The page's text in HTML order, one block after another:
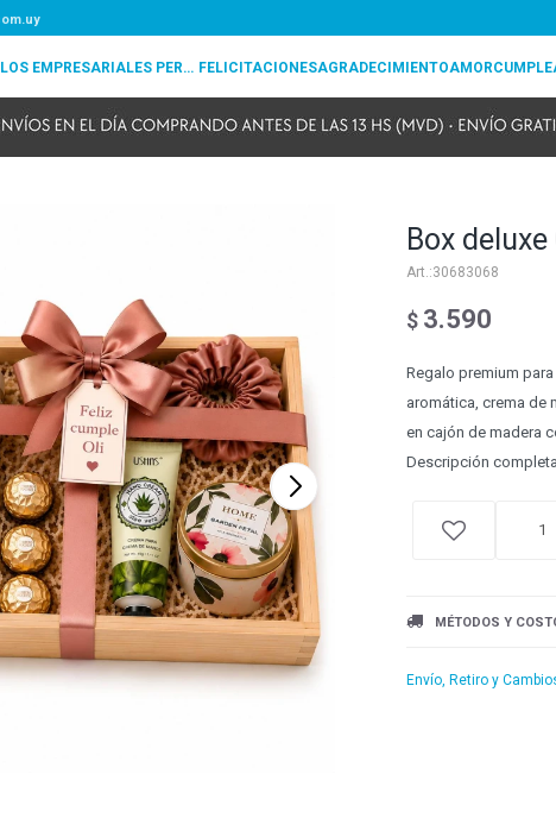
REGALOS EMPRESARIALES PERSONALIZADOS FELICITACIONESAGRADECIMIENTOAMOR
Box
30683068
$ 3.590
Regalo premium
aromática, crema de
en cajón de madera
Descripción
1
MÉTODOS Y
Envío, Retiro y